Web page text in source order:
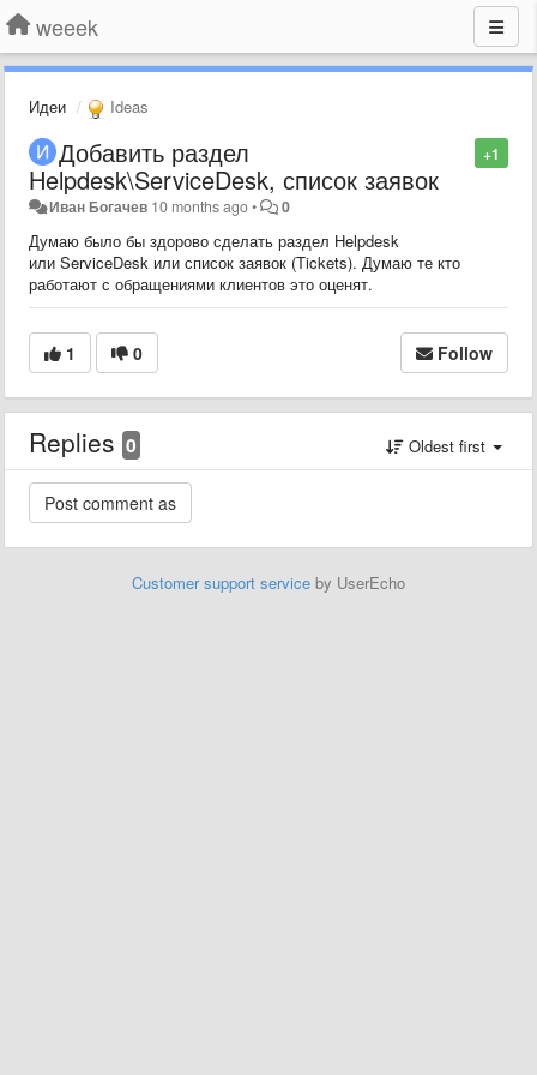
weeek
Идеи Ideas
+1
Добавить раздел
Helpdesk\ServiceDesk, список заявок
Иван Богачев 10 months ago• 0
Думаю было бы здорово сделать раздел Helpdesk
или ServiceDesk или список заявок (Tickets). Думаю те кто
работают с обращениями клиентов это оценят.
1 0 Follow
Replies 0 Oldest first
Customer support service by UserEcho